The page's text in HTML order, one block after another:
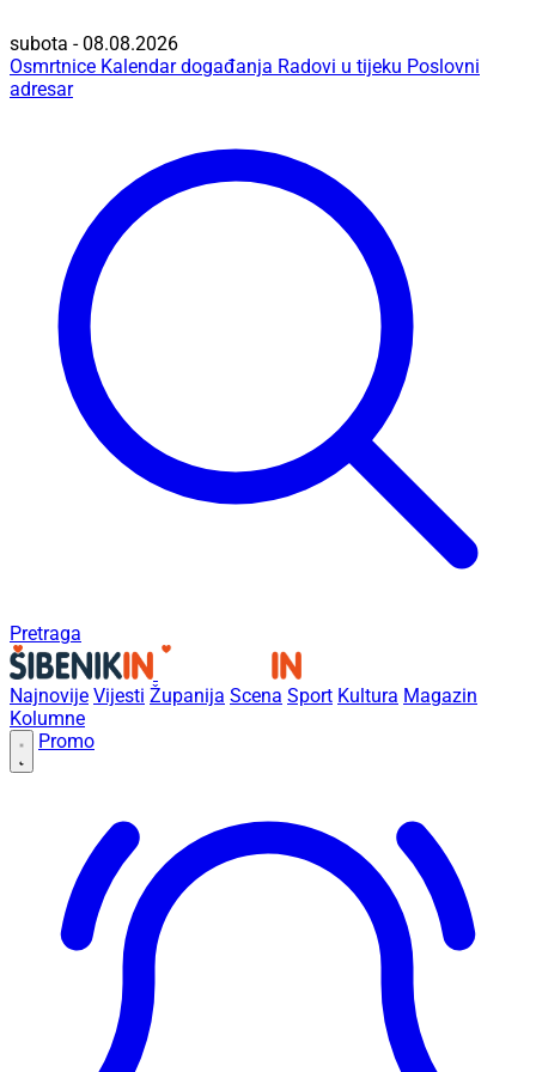
subota - 08.08.2026
Osmrtnice Kalendar događanja Radovi u tijeku Poslovni
adresar
Pretraga
Najnovije Vijesti Županija Scena Sport Kultura Magazin
Kolumne
Promo